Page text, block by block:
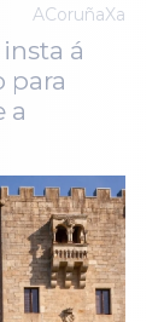
ACoruñaXa
á
para
a